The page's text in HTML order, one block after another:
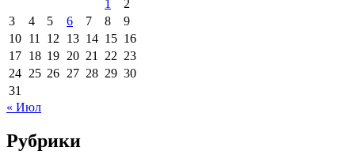
1
2
3
4 5 6 7 8
9
10 11 12 13 14 15 16
17 18 19 20 21 22 23
24 25 26 27 28 29 30
31
« Июл
Рубрики